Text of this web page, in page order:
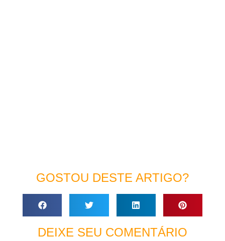
GOSTOU DESTE ARTIGO?
DEIXE SEU COMENTÁRIO